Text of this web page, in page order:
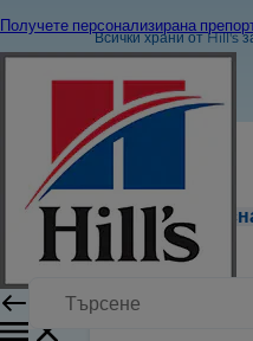
Получете персонализирана
Всички храни от Hill's
Perfect Weight за